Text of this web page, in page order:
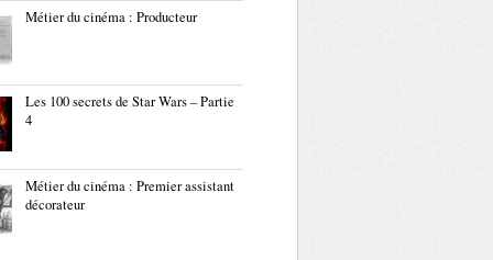
Métier du cinéma : Producteur
Les 100 secrets de Star Wars – Partie
4
Métier du cinéma : Premier assistant
décorateur